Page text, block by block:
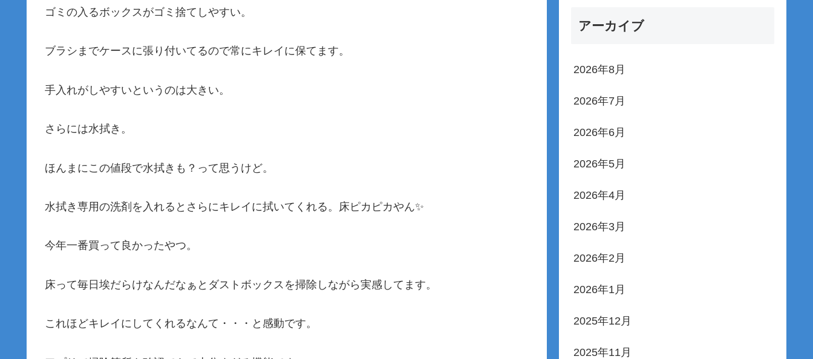
ゴミの入るボックスがゴミ捨てしやすい。
ブラシまでケースに張り付いてるので常にキレイに保てます。
手入れがしやすいというのは大きい。
さらには水拭き。
ほんまにこの値段で水拭きも？って思うけど。
水拭き専用の洗剤を入れるとさらにキレイに拭いてくれる。床ピカピカやん✨
今年一番買って良かったやつ。
床って毎日埃だらけなんだなぁとダストボックスを掃除しながら実感してます。
これほどキレイにしてくれるなんて・・・と感動です。
アーカイブ
2026年8月
2026年7月
2026年6月
2026年5月
2026年4月
2026年3月
2026年2月
2026年1月
2025年12月
2025年11月